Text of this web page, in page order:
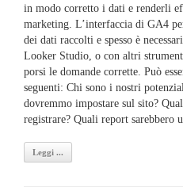
in modo corretto i dati e renderli
marketing. L’interfaccia di GA4
dei dati raccolti e spesso è
Looker Studio, o con altri
porsi le domande corrette. Può
seguenti: Chi sono i nostri
dovremmo impostare sul sito?
registrare? Quali report sarebbero
Leggi ...